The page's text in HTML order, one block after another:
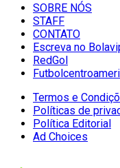
SOBRE NÓS
STAFF
CONTATO
Escreva no
RedGol
Termos e
Políticas de
Política Editorial
Ad Choices